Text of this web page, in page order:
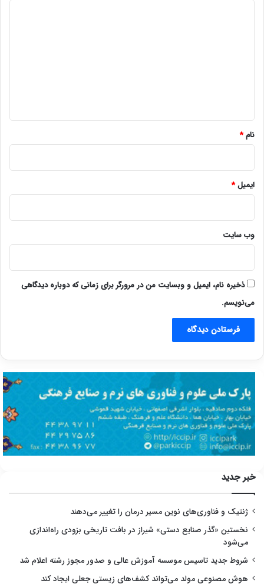
نام*
ایمیل*
وب‌ سایت
ذخیره نام، ایمیل و وبسایت من در مرورگر برای زمانی که دوباره دیدگاهی
می‌نویسم.
خبر جدید
ژنتیک و فناوری‌های نوین مسیر درمان را تغییر می‌دهند
نخستین «گذر صنایع دستی» شیراز در بافت تاریخی بزودی راه‌اندازی
می‌شود
شروط جدید تاسیس موسسه آموزش عالی و صدور مجوز رشته اعلام شد
هوش مصنوعی مولد می‌تواند کشف‌های زیستی جعلی ایجاد کند